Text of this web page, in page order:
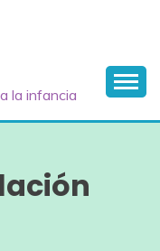
la infancia